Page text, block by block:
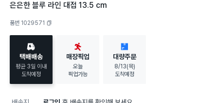
은은한 블루 라인 대접 13.5 cm
품번 1029571
택배배송
평균 3일 이내
도착예정
매장픽업
오늘
픽업가능
대량주문
8/13(목)
도착예정